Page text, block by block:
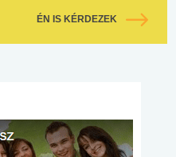
ÉN IS KÉRDEZEK